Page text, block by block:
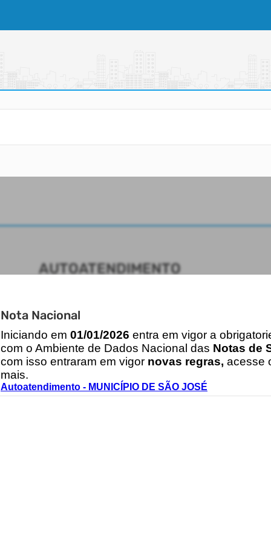
Nota Nacional
Iniciando em 01/01/2026 entra em vigor a
com o Ambiente de Dados Nacional das Notas de
com isso entraram em vigor novas regras, acesse
mais.
Autoatendimento - MUNICÍPIO DE SÃO JOSÉ
AUTOATENDIMENTO
Acesso à Informação
Cidadão
Transparência
CONTATOS